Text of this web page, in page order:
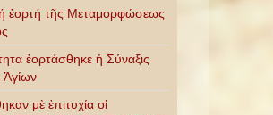
ἑορτή τῆς Μεταμορφώσεως
ἑορτάσθηκε ἡ Σύναξις
μὲ ἐπιτυχία οἱ